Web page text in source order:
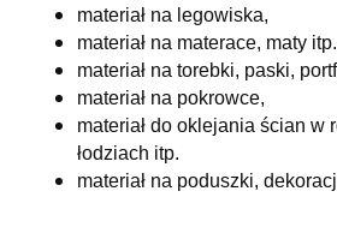
materiał na legowiska,
materiał na materace, maty itp.
materiał na torebki, paski,
materiał na pokrowce,
materiał do oklejania ścian w
łodziach itp.
materiał na poduszki,